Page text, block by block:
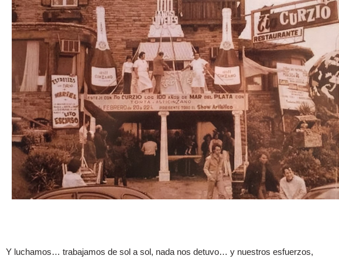
Y luchamos… trabajamos de sol a sol, nada nos detuvo… y nuestros esfuerzos,